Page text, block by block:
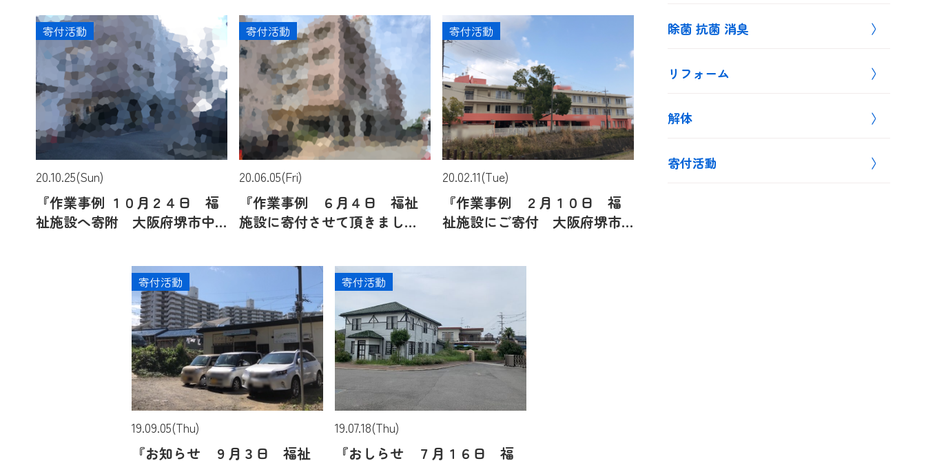
20.10.25(Sun)
『作業事例 １０月２４日 福
祉施設へ寄附 大阪府堺市中
寄付活動
20.06.05(Fri)
『作業事例 ６月４日 福祉
施設に寄付させて頂きまし
寄付活動
20.02.11(Tue)
『作業事例 ２月１０日 福
祉施設にご寄付 大阪府堺市
寄付活動
19.09.05(Thu)
『お知らせ ９月３日 福祉
寄付活動
19.07.18(Thu)
『おしらせ ７月１６日 福
寄付活動
除菌 抗菌 消臭
リフォーム
解体
寄付活動